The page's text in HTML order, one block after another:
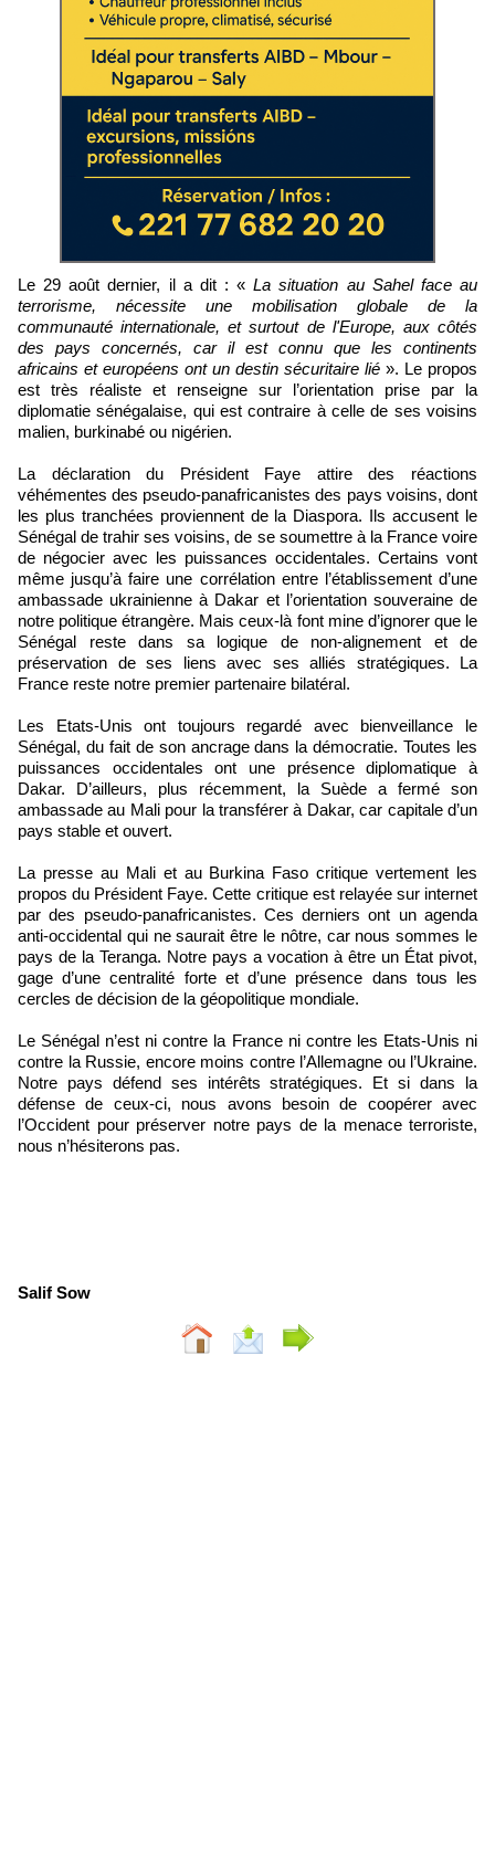
Le 29 août dernier, il a dit : «La situation au Sahel face au
terrorisme, nécessite une mobilisation globale de la
communauté internationale, et surtout de l'Europe, aux côtés
des pays concernés, car il est connu que les continents
africains et européens ont un destin sécuritaire lié ». Le propos
est très réaliste et renseigne sur l’orientation prise par la
diplomatie sénégalaise, qui est contraire à celle de ses voisins
malien, burkinabé ou nigérien.
La déclaration du Président Faye attire des réactions
véhémentes des pseudo-panafricanistes des pays voisins, dont
les plus tranchées proviennent de la Diaspora. Ils accusent le
Sénégal de trahir ses voisins, de se soumettre à la France voire
de négocier avec les puissances occidentales. Certains vont
même jusqu’à faire une corrélation entre l’établissement d’une
ambassade ukrainienne à Dakar et l’orientation souveraine de
notre politique étrangère. Mais ceux-là font mine d’ignorer que le
Sénégal reste dans sa logique de non-alignement et de
préservation de ses liens avec ses alliés stratégiques. La
France reste notre premier partenaire bilatéral.
Les Etats-Unis ont toujours regardé avec bienveillance le
Sénégal, du fait de son ancrage dans la démocratie. Toutes les
puissances occidentales ont une présence diplomatique à
Dakar. D’ailleurs, plus récemment, la Suède a fermé son
ambassade au Mali pour la transférer à Dakar, car capitale d’un
pays stable et ouvert.
La presse au Mali et au Burkina Faso critique vertement les
propos du Président Faye. Cette critique est relayée sur internet
par des pseudo-panafricanistes. Ces derniers ont un agenda
anti-occidental qui ne saurait être le nôtre, car nous sommes le
pays de la Teranga. Notre pays a vocation à être un État pivot,
gage d’une centralité forte et d’une présence dans tous les
cercles de décision de la géopolitique mondiale.
Le Sénégal n’est ni contre la France ni contre les Etats-Unis ni
contre la Russie, encore moins contre l’Allemagne ou l’Ukraine.
Notre pays défend ses intérêts stratégiques. Et si dans la
défense de ceux-ci, nous avons besoin de coopérer avec
l’Occident pour préserver notre pays de la menace terroriste,
nous n’hésiterons pas.
Salif Sow